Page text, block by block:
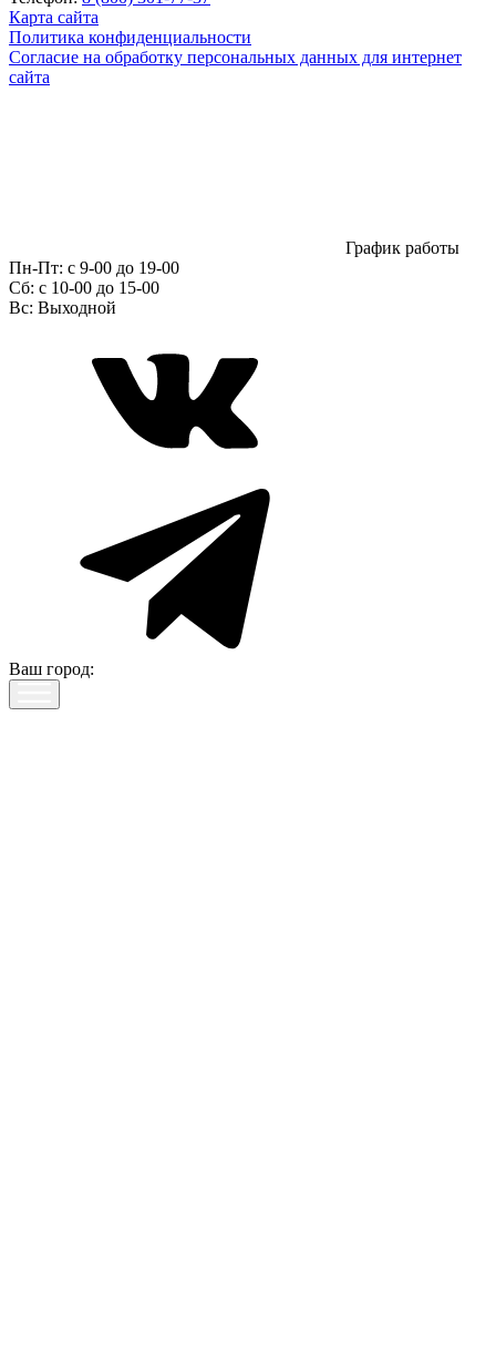
Карта сайта
Политика конфиденциальности
Согласие на обработку персональных данных для интернет
сайта
График работы
Пн-Пт: с 9-00 до 19-00
Сб: c 10-00 до 15-00
Вс: Выходной
Ваш город: